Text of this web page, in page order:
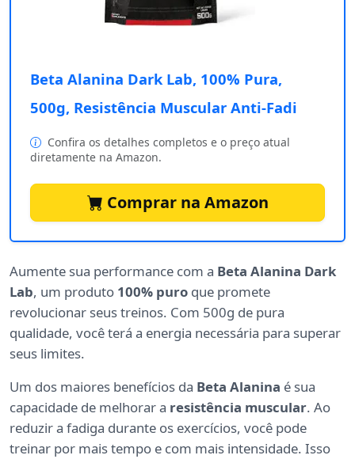
Beta Alanina Dark Lab, 100% Pura,
500g, Resistência Muscular Anti-Fadi
Confira os detalhes completos e o preço atual
diretamente na Amazon.
Comprar na Amazon
Aumente sua performance com a Beta Alanina Dark
Lab, um produto 100% puro que promete
revolucionar seus treinos. Com 500g de pura
qualidade, você terá a energia necessária para superar
seus limites.
Um dos maiores benefícios da Beta Alanina é sua
capacidade de melhorar a resistência muscular. Ao
reduzir a fadiga durante os exercícios, você pode
treinar por mais tempo e com mais intensidade. Isso